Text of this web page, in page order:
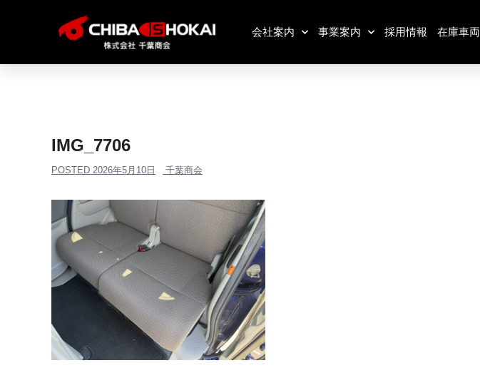
会社案内 事業案内 採用情報 在庫車両
IMG_7706
POSTED 2026年5月10日 千葉商会